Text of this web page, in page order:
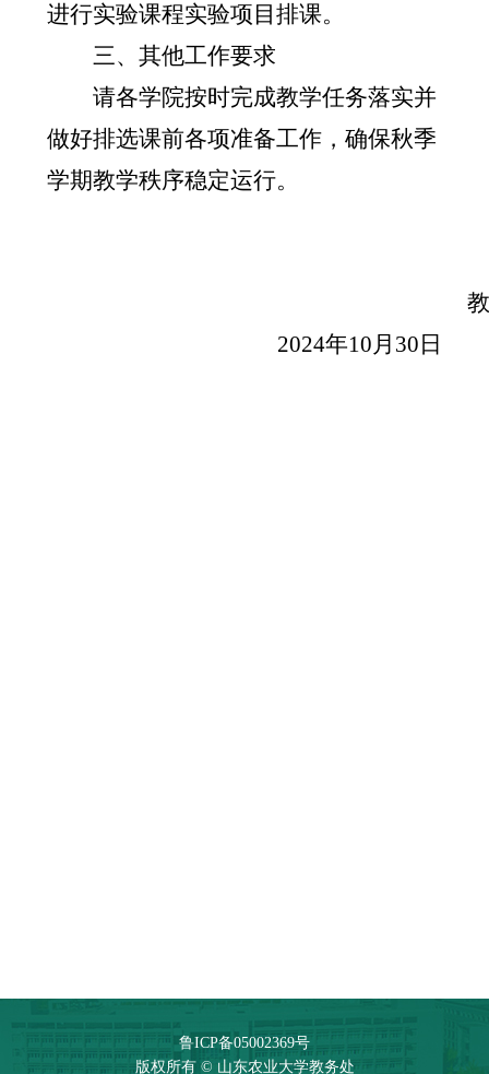
进行实验课程实验项目排课。
三、其他工作要求
请各学院按时完成教学任务落实并
做好排选课前各项准备工作，确保秋季
学期教学秩序稳定运行。
2024年10月 30 日
鲁ICP备05002369号
版权所有 © 山东农业大学教务处